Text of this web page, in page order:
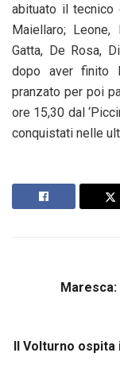
abituato il tecnico
Maiellaro; Leone,
Gatta, De Rosa,
dopo aver finito
pranzato per poi
ore 15,30 dal
conquistati nelle
Maresca:
Il Volturno